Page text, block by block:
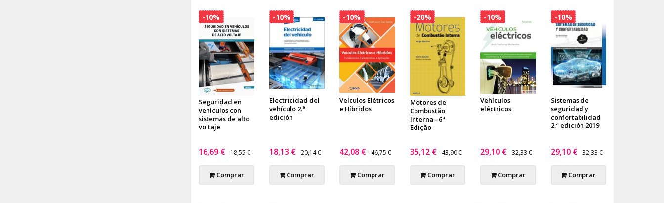
Seguridad en
vehículos con
sistemas de alto
voltaje
16,69 € 18,55 €
Comprar
-10%
Electricidad del
vehículo 2.ª
edición
18,13 € 20,14 €
Comprar
-10%
Veículos Elétricos
e Híbridos
42,08 € 46,75 €
Comprar
-10%
Motores de
Combustão
Interna - 6ª
Edição
35,12 € 43,90 €
Comprar
-20%
Vehículos
eléctricos
29,10 € 32,33 €
Comprar
-10%
Sistemas de
seguridad y
confortabilidad
2.ª edición 2019
29,10 € 32,33 €
Comprar
-10%